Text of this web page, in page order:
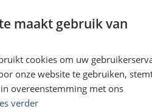
3
1
maakt gebruik van
cookies om uw
onze website te gebruiken,
overeenstemming met ons
verder